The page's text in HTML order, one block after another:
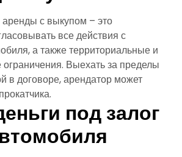
с выкупом – это
все действия с
а также территориальные и
Выехать за пределы
в договоре, арендатор может
под залог